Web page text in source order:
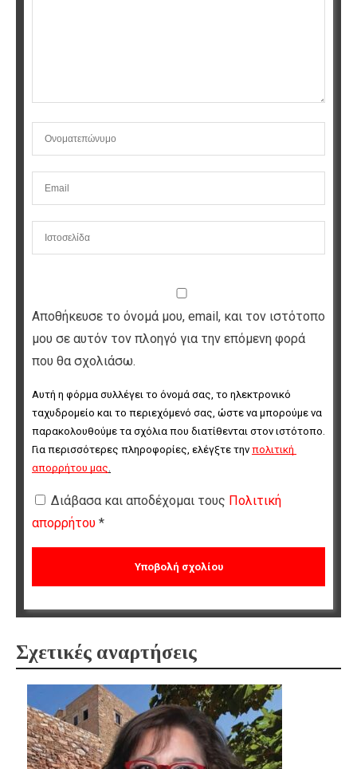
Αποθήκευσε το όνομά μου, email, και τον ιστότοπο
μου σε αυτόν τον πλοηγό για την επόμενη φορά
που θα σχολιάσω.
Αυτή η φόρμα συλλέγει το όνομά σας, το ηλεκτρονικό
ταχυδρομείο και το περιεχόμενό σας, ώστε να μπορούμε να
παρακολουθούμε τα σχόλια που διατίθενται στον ιστότοπο.
Για περισσότερες πληροφορίες, ελέγξτε την πολιτική
απορρήτου μας.
Διάβασα και αποδέχομαι τους Πολιτική
απορρήτου *
Σχετικές αναρτήσεις